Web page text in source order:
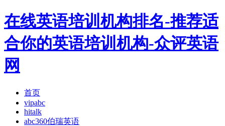
在线英语培训机构排名-推荐适
合你的英语培训机构-众评英语
网
首页
vipabc
hitalk
abc360伯瑞英语